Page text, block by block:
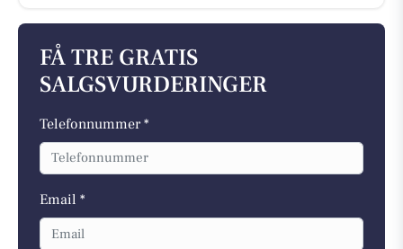
FÅ TRE GRATIS
SALGSVURDERINGER
Telefonnummer *
Email *